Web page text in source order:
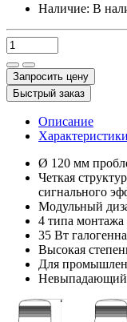
Наличие: В
Запросить цену
Быстрый заказ
Описание
Характеристики
Ø 120 мм
Четкая
сигнального
Модульный
4 типа монтажа
35 Вт
Высокая
Для
Невыпадающий